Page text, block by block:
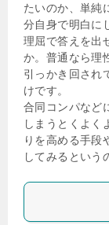
たいのか、単純
分自身で明白に
理屈で答えを出
か。普通なら理
引っかき回され
けです。
合同コンパなど
しまうとくよく
りを高める手段
してみるという